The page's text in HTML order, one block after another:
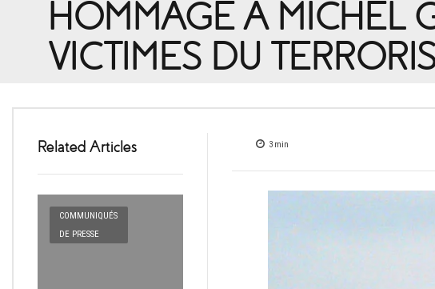
HOMMAGE À MICHEL
VICTIMES DU
Related Articles
COMMUNIQUÉS
DE PRESSE
3 min